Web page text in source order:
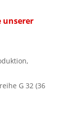
unserer
G 32 (36